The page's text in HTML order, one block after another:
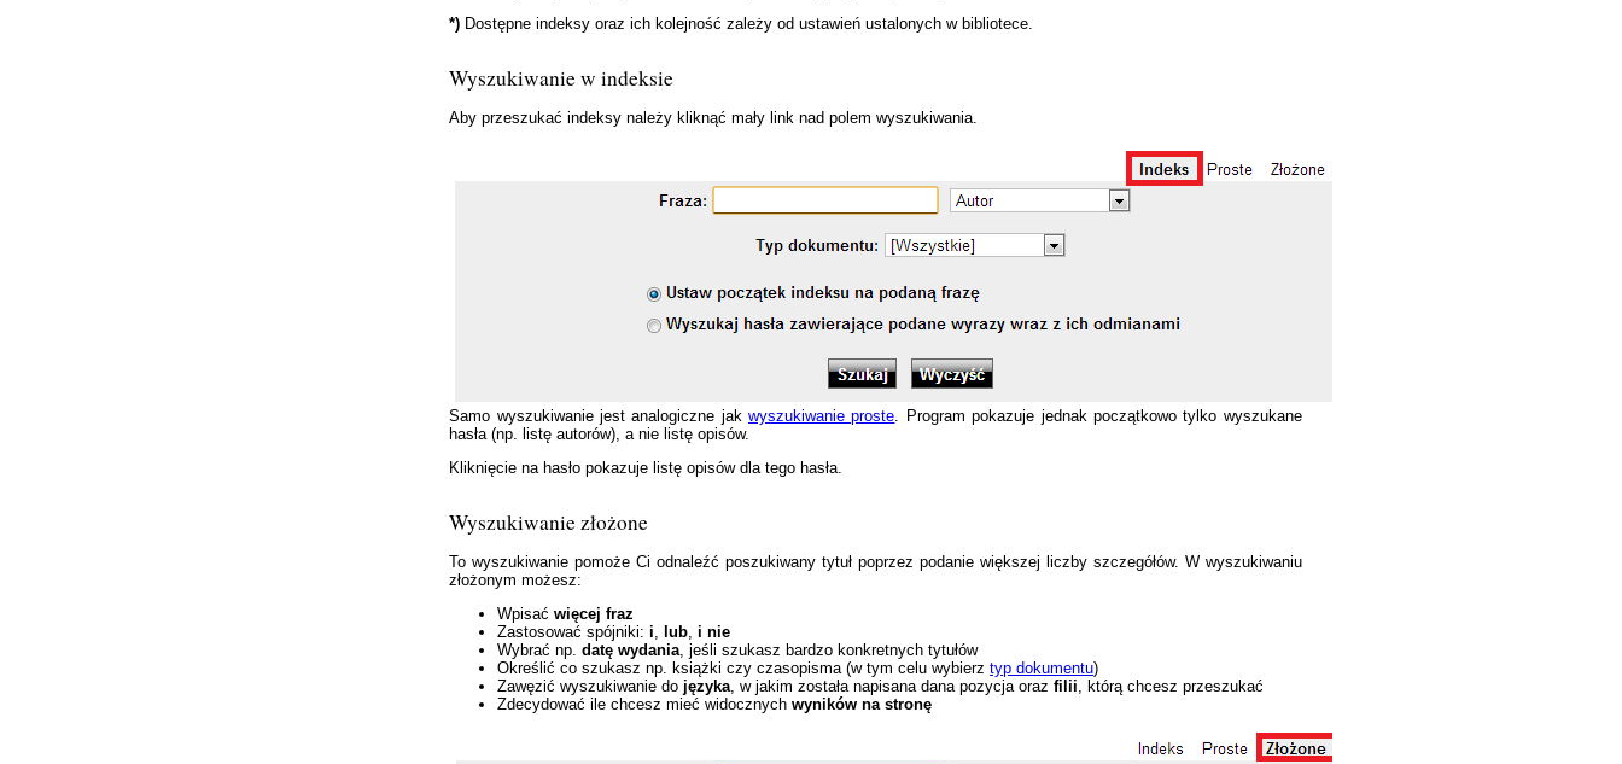
*) Dostępne indeksy oraz ich kolejność zależy od ustawień ustalonych w bibliotece.
Wyszukiwanie w indeksie
Aby przeszukać indeksy należy kliknąć mały link nad polem wyszukiwania.
Samo wyszukiwanie jest analogiczne jakwyszukiwanie proste . Program pokazuje jednak początkowo tylko wyszukane
hasła (np. listę autorów), a nie listę opisów.
Kliknięcie na hasło pokazuje listę opisów dla tego hasła.
Wyszukiwanie złożone
To wyszukiwanie pomoże Ci odnaleźć poszukiwany tytuł poprzez podanie większej liczby szczegółów. W wyszukiwaniu
złożonym możesz:
Wpisaćwięcej fraz
Zastosować spójniki: i lub i nie
Wybrać np.datę wydania , jeśli szukasz bardzo konkretnych tytułów
Określić co szukasz np. książki czy czasopisma (w tym celu wybierztyp dokumentu)
Zawęzić wyszukiwanie do języka , w jakim została napisana dana pozycja orazfilii , którą chcesz przeszukać
Zdecydować ile chcesz mieć widocznych wyników na stronę